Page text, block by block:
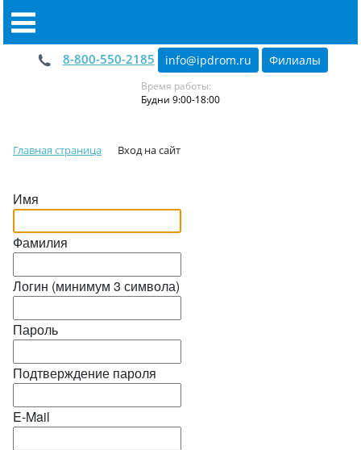
8-800-550-2185 info@ipdrom.ru Филиалы
Время работы:
Будни 9:00-18:00
Главная страница Вход на сайт
Имя
Фамилия
Логин (минимум 3 символа)
Пароль
Подтверждение пароля
E-Mail